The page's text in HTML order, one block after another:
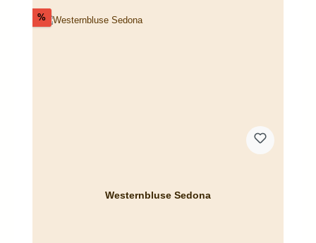
%Rabatt
Westernbluse Sedona